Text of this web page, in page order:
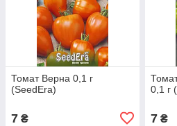
Томат Верна 0,1 г
(SeedEra)
7 ₴
0,1 г
7₴